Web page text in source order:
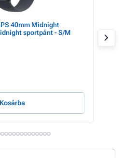
40mm Midnight
sportpánt - S/M
Kosárba